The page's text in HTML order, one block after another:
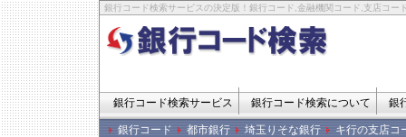
銀行コード検索サービスの決定版！銀行コード,金融機関コード,支店コー
銀行コード検索サービス 銀行コード検索について 銀
銀行コード 都市銀行 埼玉りそな銀行 キ行の支店コ